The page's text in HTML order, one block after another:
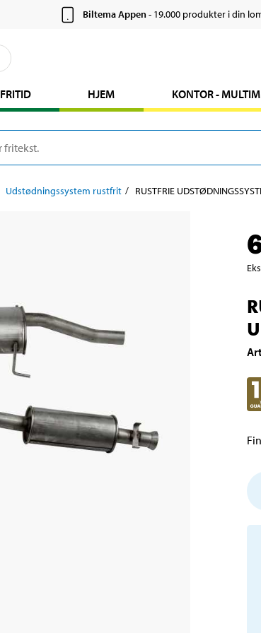
Biltema Appen- 19.000 produkter i din
FRITID HJEM KONTOR -
Udstødningssystem rustfrit RUSTFRIE